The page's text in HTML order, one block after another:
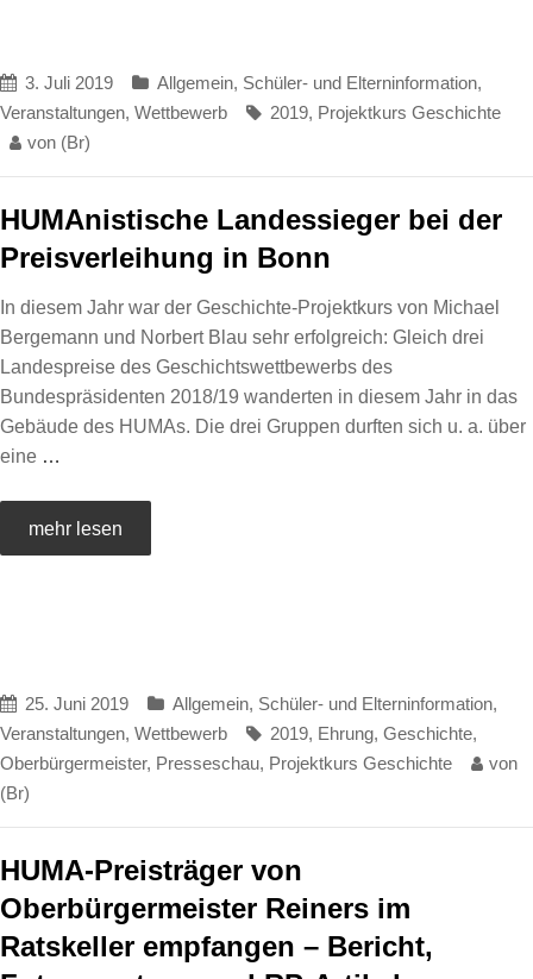
3. Juli 2019 Allgemein, Schüler- und Elterninformation,
Veranstaltungen, Wettbewerb 2019, Projektkurs Geschichte
von (Br)
HUMAnistische Landessieger bei der
Preisverleihung in Bonn
In diesem Jahr war der Geschichte-Projektkurs von Michael
Bergemann und Norbert Blau sehr erfolgreich: Gleich drei
Landespreise des Geschichtswettbewerbs des
Bundespräsidenten 2018/19 wanderten in diesem Jahr in das
Gebäude des HUMAs. Die drei Gruppen durften sich u. a. über
eine …
mehr lesen
25. Juni 2019 Allgemein, Schüler- und Elterninformation,
Veranstaltungen, Wettbewerb 2019, Ehrung, Geschichte,
Oberbürgermeister, Presseschau, Projektkurs Geschichte
von
(Br)
HUMA-Preisträger von
Oberbürgermeister Reiners im
Ratskeller empfangen – Bericht,